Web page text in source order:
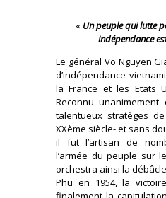
« Un peuple qui lutte
indépendance
Le général Vo Nguyen
d’indépendance
la France et les Etats
Reconnu unanimement
talentueux stratèges
XXème siècle- et sans
il fut l’artisan de
l’armée du peuple sur
orchestra ainsi la
Phu en 1954, la